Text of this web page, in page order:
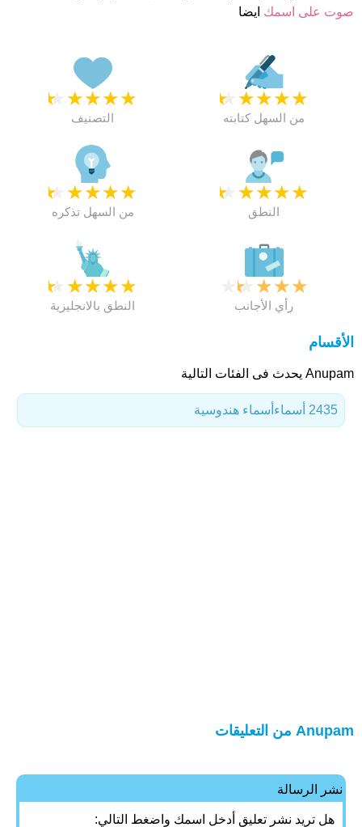
صوت على اسمك ايضا
★
★
★
★
★
التصنيف
★
★
★
★
★
من السهل كتابته
★
★
★
★
★
من السهل تذكره
★
★
★
★
★
النطق
★
★
★
★
★
النطق بالانجليزية
★
★
★
★
رأي الأجانب
الأقسام
Anupam يحدث فى الفئات التالية
أسماء هندوسية 2435 أسماء
Anupam من التعليقات
نشر الرسالة
هل تريد نشر تعليق أدخل اسمك واضغط التالي: